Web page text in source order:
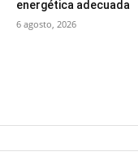
energética adecuada
6 agosto, 2026